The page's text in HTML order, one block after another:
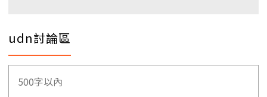
udn討論區